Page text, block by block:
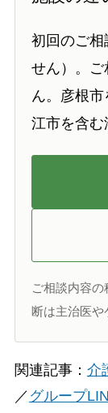
初回のご相
せん）。
ん。彦根
江市を含む
ご相談内容
断は主治医や
関連記事： 介
／ グループ